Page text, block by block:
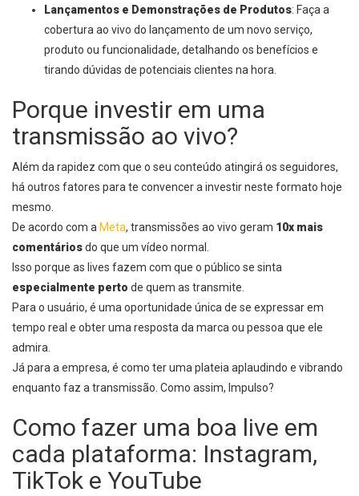
Lançamentos e Demonstrações de Produtos: Faça a
cobertura ao vivo do lançamento de um novo serviço,
produto ou funcionalidade, detalhando os benefícios e
tirando dúvidas de potenciais clientes na hora.
Porque investir em uma
transmissão ao vivo?
Além da rapidez com que o seu conteúdo atingirá os seguidores,
há outros fatores para te convencer a investir neste formato hoje
mesmo.
De acordo com a Meta, transmissões ao vivo geram 10x mais
comentáriosdo que um vídeo normal.
Isso porque as lives fazem com que o público se sinta
especialmente perto de quem as transmite.
Para o usuário, é uma oportunidade única de se expressar em
tempo real e obter uma resposta da marca ou pessoa que ele
admira.
Já para a empresa, é como ter uma plateia aplaudindo e vibrando
enquanto faz a transmissão. Como assim, Impulso?
Como fazer uma boa live em
cada plataforma: Instagram,
TikTok e YouTube